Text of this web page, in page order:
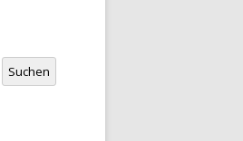
Suchen